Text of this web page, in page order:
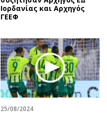
Ιορδανίας και Αρχηγός
ΓΕΕΦ
25/08/2024